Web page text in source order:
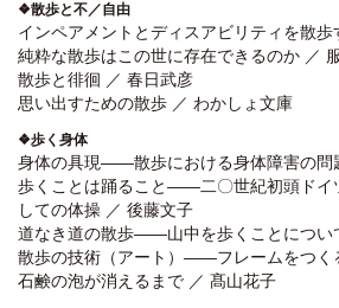
❖散歩と不／自由
インペアメントとディスアビリティを散
純粋な散歩はこの世に存在できるのか ／
散歩と徘徊 ／ 春日武彦
思い出すための散歩 ／ わかしょ文庫
❖歩く身体
身体の具現――散歩における身体障害の問
歩くことは踊ること――二〇世紀初頭ドイ
しての体操 ／ 後藤文子
道なき道の散歩――山中を歩くことについ
散歩の技術（アート）――フレームをつく
石鹸の泡が消えるまで ／ 髙山花子